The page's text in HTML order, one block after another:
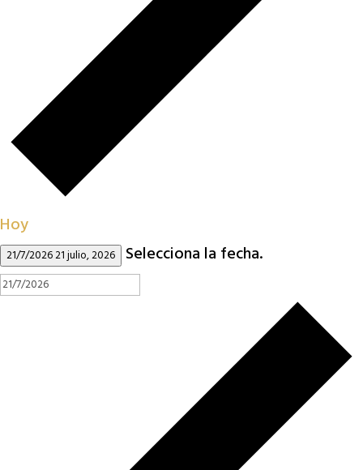
Hoy
21/7/202621 julio, 2026 Selecciona la fecha.